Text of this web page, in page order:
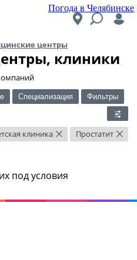
Погода в Челябинске
центры
клиники
Специализация Фильтры
клиника × Простатит ×
под условия